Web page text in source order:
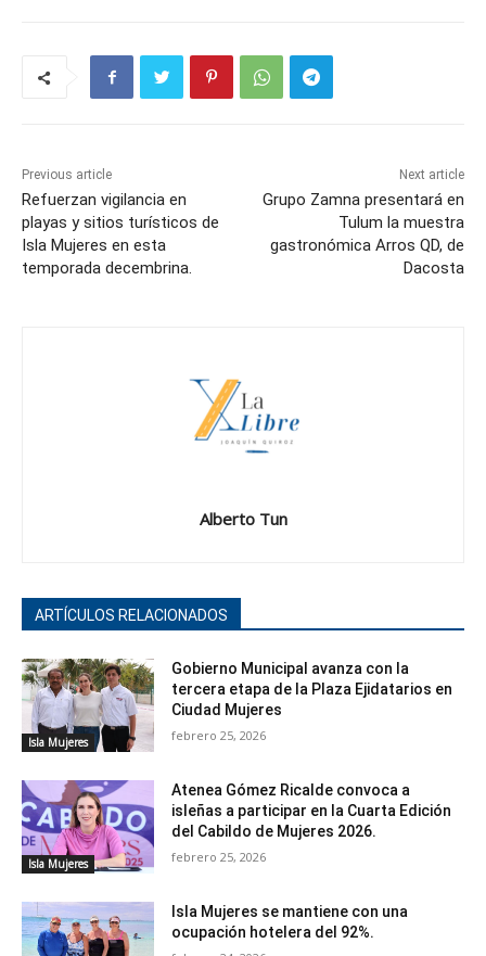
Previous article
Refuerzan vigilancia en
playas y sitios turísticos de
Isla Mujeres en esta
temporada decembrina.
Next article
Grupo Zamna presentará en
Tulum la muestra
gastronómica Arros QD, de
Dacosta
Alberto Tun
ARTÍCULOS RELACIONADOS
Isla Mujeres
Gobierno Municipal avanza con la
tercera etapa de la Plaza Ejidatarios en
Ciudad Mujeres
febrero 25, 2026
Isla Mujeres
Atenea Gómez Ricalde convoca a
isleñas a participar en la Cuarta Edición
del Cabildo de Mujeres 2026.
febrero 25, 2026
Isla Mujeres se mantiene con una
ocupación hotelera del 92%.